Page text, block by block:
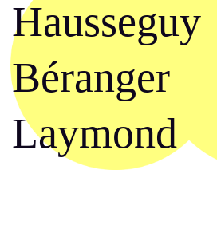
Hausseguy
Béranger
Laymond